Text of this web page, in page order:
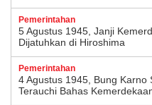
Pemerintahan
5 Agustus 1945, Janji
Dijatuhkan di Hiroshima
Pemerintahan
4 Agustus 1945, Bung Karno
Terauchi Bahas